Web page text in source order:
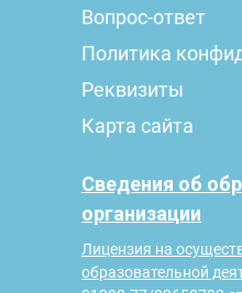
Карта сайта
Вопрос-ответ
Реквизиты
Политика
Сведения об
организации
Лицензия на
образовательной